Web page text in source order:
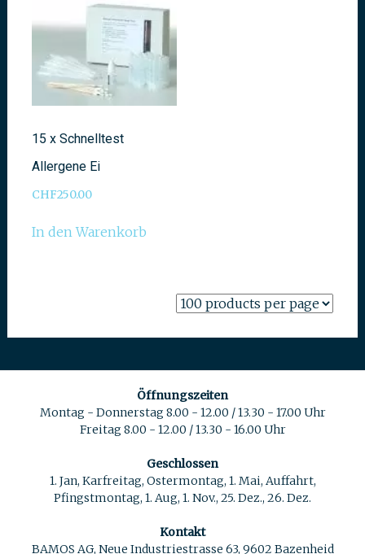
15 x Schnelltest
Allergene Ei
CHF250.00
In den Warenkorb
Öffnungszeiten
Montag - Donnerstag 8.00 - 12.00 / 13.30 - 17.00 Uhr
Freitag 8.00 - 12.00 / 13.30 - 16.00 Uhr
Geschlossen
1. Jan, Karfreitag, Ostermontag, 1. Mai, Auffahrt,
Pfingstmontag, 1. Aug, 1. Nov., 25. Dez., 26. Dez.
Kontakt
BAMOS AG, Neue Industriestrasse 63, 9602 Bazenheid